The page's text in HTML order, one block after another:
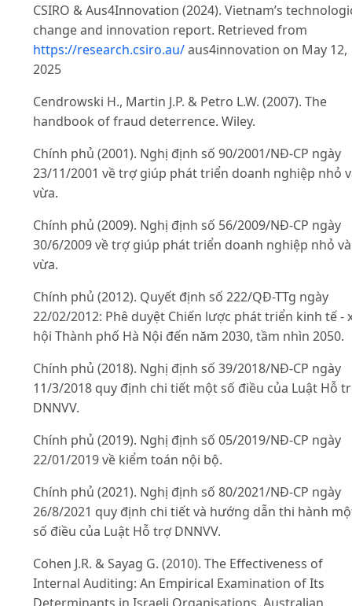
CSIRO & Aus4Innovation (2024). Vietnam’s
change and innovation report. Retrieved from
https://research.csiro.au/aus4innovation on May 12,
2025
Cendrowski H., Martin J.P. & Petro L.W. (2007). The
handbook of fraud deterrence. Wiley.
Chính phủ (2001). Nghị định số 90/2001/NĐ-CP ngày
23/11/2001 về trợ giúp phát triển doanh nghiệp nhỏ
vừa.
Chính phủ (2009). Nghị định số 56/2009/NĐ-CP ngày
30/6/2009 về trợ giúp phát triển doanh nghiệp nhỏ và
vừa.
Chính phủ (2012). Quyết định số 222/QĐ-TTg ngày
22/02/2012: Phê duyệt Chiến lược phát triển kinh tế -
hội Thành phố Hà Nội đến năm 2030, tầm nhìn 2050.
Chính phủ (2018). Nghị định số 39/2018/NĐ-CP ngày
11/3/2018 quy định chi tiết một số điều của Luật Hỗ
DNNVV.
Chính phủ (2019). Nghị định số 05/2019/NĐ-CP ngày
22/01/2019 về kiểm toán nội bộ.
Chính phủ (2021). Nghị định số 80/2021/NĐ-CP ngày
26/8/2021 quy định chi tiết và hướng dẫn thi hành
số điều của Luật Hỗ trợ DNNVV.
Cohen J.R. & Sayag G. (2010). The Effectiveness of
Internal Auditing: An Empirical Examination of Its